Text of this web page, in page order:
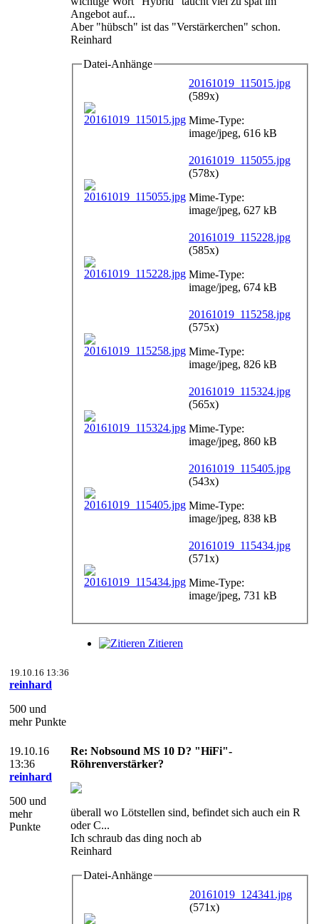
Angebot auf...
Aber "hübsch" ist das "Verstärkerchen" schon.
Reinhard
Datei-Anhänge
20161019_115015.jpg
(589x)
Mime-Type:
image/jpeg, 616 kB
20161019_115055.jpg
(578x)
Mime-Type:
image/jpeg, 627 kB
20161019_115228.jpg
(585x)
Mime-Type:
image/jpeg, 674 kB
20161019_115258.jpg
(575x)
Mime-Type:
image/jpeg, 826 kB
20161019_115324.jpg
(565x)
Mime-Type:
image/jpeg, 860 kB
20161019_115405.jpg
(543x)
Mime-Type:
image/jpeg, 838 kB
20161019_115434.jpg
(571x)
Mime-Type:
image/jpeg, 731 kB
Zitieren
19.10.16 13:36
reinhard
500 und
mehr Punkte
19.10.16
13:36
reinhard
500 und
mehr
Punkte
Re: Nobsound MS 10 D? "HiFi"-
Röhrenverstärker?
überall wo Lötstellen sind, befindet sich auch ein R
oder C...
Ich schraub das ding noch ab
Reinhard
Datei-Anhänge
20161019_124341.jpg
(571x)